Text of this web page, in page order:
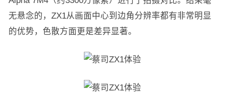
无悬念的，ZX1从画面中心到边角分辨率都有非常明显
的优势，色散方面更是差异显著。